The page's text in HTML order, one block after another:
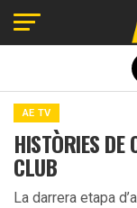
AE TV
HISTÒRIES DE
CLUB
La darrera etapa